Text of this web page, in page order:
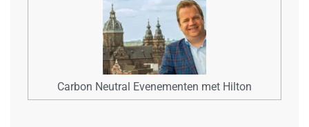
Carbon Neutral Evenementen met Hilton